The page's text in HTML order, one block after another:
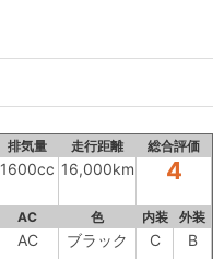
排気量 走行距離 総合評価
1600cc 16,000km 4
AC 色 内装 外装
AC ブラック C B